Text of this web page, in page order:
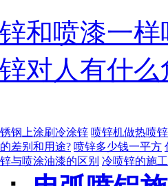
和喷漆一样
对人有什么
钢上涂刷冷涂锌 喷锌机做热喷
差别和用途? 喷锌多少钱一平方
与喷涂油漆的区别 冷喷锌的施